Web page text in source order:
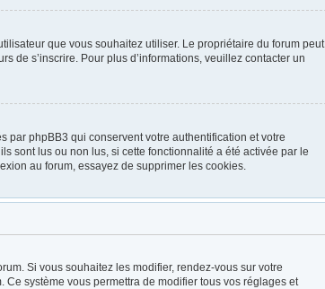
que vous souhaitez utiliser. Le propriétaire du forum peut
de s’inscrire. Pour plus d’informations, veuillez contacter un
par phpBB3 qui conservent votre authentification et votre
sont lus ou non lus, si cette fonctionnalité a été activée par le
au forum, essayez de supprimer les cookies.
Si vous souhaitez les modifier, rendez-vous sur votre
système vous permettra de modifier tous vos réglages et